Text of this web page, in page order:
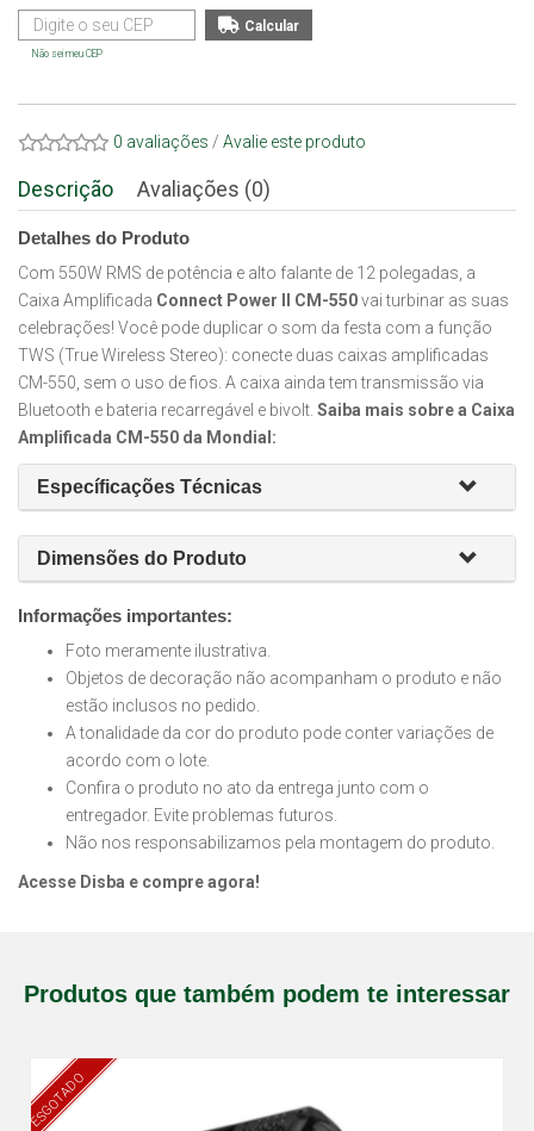
Não sei meu CEP
0 avaliações / Avalie este produto
Descrição Avaliações (0)
Detalhes do Produto
Com 550W RMS de potência e alto falante de 12 polegadas, a
Caixa Amplificada Connect Power II CM-550vai turbinar as suas
celebrações! Você pode duplicar o som da festa com a função
TWS (True Wireless Stereo): conecte duas caixas amplificadas
CM-550, sem o uso de fios. A caixa ainda tem transmissão via
Bluetooth e bateria recarregável e bivolt. Saiba mais sobre a Caixa
Amplificada CM-550 da Mondial:
Específicações Técnicas
Dimensões do Produto
Informações importantes:
Foto meramente ilustrativa.
Objetos de decoração não acompanham o produto e não
estão inclusos no pedido.
A tonalidade da cor do produto pode conter variações de
acordo com o lote.
Confira o produto no ato da entrega junto com o
entregador. Evite problemas futuros.
Não nos responsabilizamos pela montagem do produto.
Acesse Disba e compre agora!
Produtos que também podem te interessar
ESGOTADO